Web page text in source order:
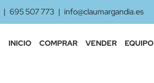
| 695 507 773 | info@claumargandia.es
INICIO COMPRAR VENDER EQUIPO